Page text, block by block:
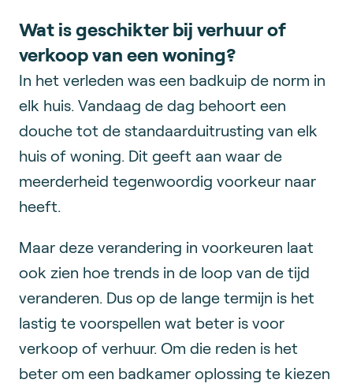
Wat is geschikter bij verhuur of
verkoop van een woning?
In het verleden was een badkuip de norm in
elk huis. Vandaag de dag behoort een
douche tot de standaarduitrusting van elk
huis of woning. Dit geeft aan waar de
meerderheid tegenwoordig voorkeur naar
heeft.
Maar deze verandering in voorkeuren laat
ook zien hoe trends in de loop van de tijd
veranderen. Dus op de lange termijn is het
lastig te voorspellen wat beter is voor
verkoop of verhuur. Om die reden is het
beter om een badkamer oplossing te kiezen